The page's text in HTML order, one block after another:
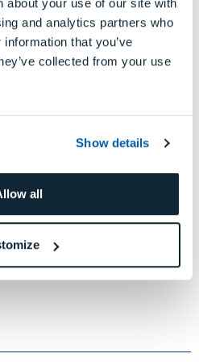
and analytics partners who
that you’ve
collected from your use
Show details
all
equipe